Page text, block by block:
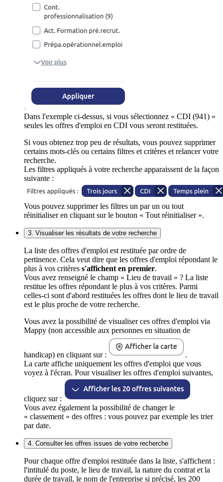
Dans l'exemple ci-dessus, si vous sélectionnez « CDI (941) »
seules les offres d'emploi en CDI vous seront restituées.
Si vous obtenez trop peu de résultats, vous pouvez supprimer
certains mots-clés ou certains filtres et critères et relancer votre
recherche.
Les filtres appliqués à votre recherche apparaissent de la façon
suivante :
Vous pouvez supprimer les filtres un par un ou tout
réinitialiser en cliquant sur le bouton « Tout réinitialiser ».
3. Visualiser les résultats de votre recherche
La liste des offres d'emploi est restituée par ordre de
pertinence. Cela veut dire que les offres d'emploi répondant le
plus à vos critères s'affichent en premier.
Vous avez renseigné le champ « Lieu de travail » ? La liste
restitue les offres répondant le plus à vos critères. Parmi
celles-ci sont d'abord restituées les offres dont le lieu de travail
est le plus proche de votre recherche.
Vous avez la possibilité de visualiser ces offres d'emploi via
Mappy (non accessible aux personnes en situation de
handicap) en cliquant sur :
.
La carte affiche uniquement les offres d'emploi que vous
voyez à l'écran. Pour visualiser les offres d'emploi suivantes,
cliquez sur :
Vous avez également la possibilité de changer le
« classement » des offres : vous pouvez par exemple les trier
par date.
4. Consulter les offres issues de votre recherche
Pour chaque offre d'emploi restituée dans la liste, s'affichent :
l'intitulé du poste, le lieu de travail, la nature du contrat et la
durée de travail, le nom de l'entreprise si précisé, les 200